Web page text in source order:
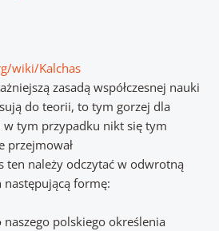
wiki/Kalchas
zasadą współczesnej nauki
do teorii, to tym gorzej dla
w tym przypadku nikt się tym
przejmował
ten należy odczytać w odwrotną
formę:
polskiego określenia